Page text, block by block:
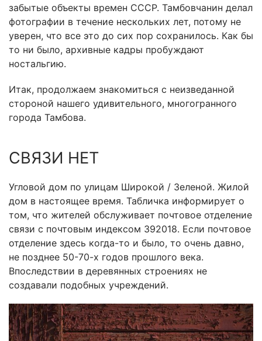
забытые объекты времен СССР. Тамбовчанин делал
фотографии в течение нескольких лет, потому не
уверен, что все это до сих пор сохранилось. Как бы
то ни было, архивные кадры пробуждают
ностальгию.
Итак, продолжаем знакомиться с неизведанной
стороной нашего удивительного, многогранного
города Тамбова.
СВЯЗИ НЕТ
Угловой дом по улицам Широкой / Зеленой. Жилой
дом в настоящее время. Табличка информирует о
том, что жителей обслуживает почтовое отделение
связи с почтовым индексом 392018. Если почтовое
отделение здесь когда-то и было, то очень давно,
не позднее 50-70-х годов прошлого века.
Впоследствии в деревянных строениях не
создавали подобных учреждений.